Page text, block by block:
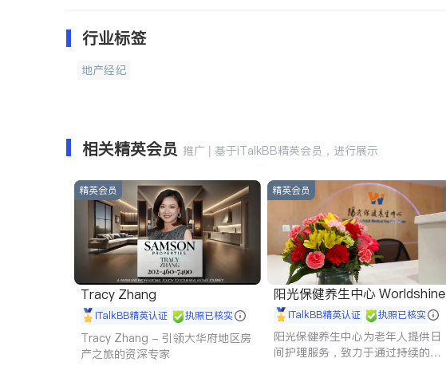
行业标签
地产经纪
相关精英会员 推广 | 基于iTalkBB精英会员，进行展示
精英会员
Tracy Zhang
iTalkBB精英认证 执照已核实
Tracy Zhang - 引领大华府地区房
产之旅的资深专家
精英会员
阳光保健养生中心 Worldshine
iTalkBB精英认证 执照已核实
阳光保健养生中心为老年人提供日
间护理服务，致力于通过持续的护